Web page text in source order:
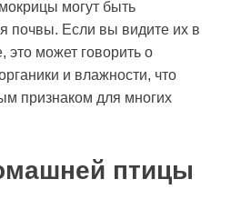
могут быть
почвы. Если вы видите их в
это может говорить о
и влажности, что
признаком для многих
птицы